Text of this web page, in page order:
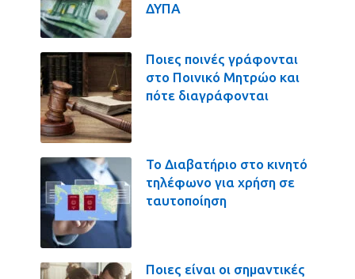
ΔΥΠΑ
Ποιες ποινές γράφονται
στο Ποινικό Μητρώο και
πότε διαγράφονται
Το Διαβατήριο στο κινητό
τηλέφωνο για χρήση σε
ταυτοποίηση
Ποιες είναι οι σημαντικές